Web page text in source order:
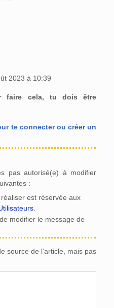
2023 à 10:39
faire cela, tu dois être
te connecter ou créer un
pas autorisé(e) à modifier
:
est réservée aux
modifier le message de
source de l’article, mais pas